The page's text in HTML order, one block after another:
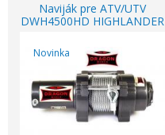
Naviják pre ATV/UTV
DWH4500HD HIGHLANDER
Novinka